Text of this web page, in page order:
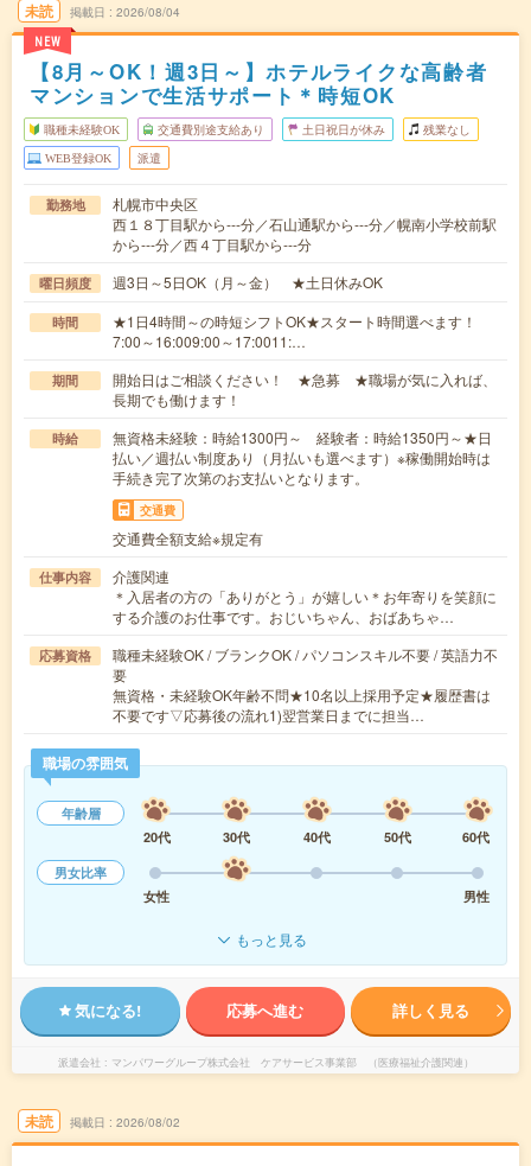
未読
NEW
掲載日 2026/08/04
【8月～OK！週3日～】ホテルライクな高齢者
マンションで生活サポート＊時短OK
職種未経験OK 交通費別途支給あり 土日祝日が休み 残業なし
WEB登録OK 派遣
勤務地
札幌市中央区
西１８丁目駅から---分／石山通駅から---分／幌南小学校前駅
から---分／西４丁目駅から---分
曜日頻度 週3日～5日OK（月～金） ★土日休みOK
時間
★1日4時間～の時短シフトOK★スタート時間選べます！
7:00～16:009:00～17:0011:…
期間
開始日はご相談ください！ ★急募 ★職場が気に入れば、
長期でも働けます！
時給
無資格未経験：時給1300円～ 経験者：時給1350円～★日
払い／週払い制度あり（月払いも選べます）※稼働開始時は
手続き完了次第のお支払いとなります。
交通費
交通費全額支給※規定有
仕事内容
介護関連
＊入居者の方の「ありがとう」が嬉しい＊お年寄りを笑顔に
する介護のお仕事です。おじいちゃん、おばあちゃ…
応募資格
職種未経験OK / ブランクOK / パソコンスキル不要 / 英語力不
要
無資格・未経験OK年齢不問★10名以上採用予定★履歴書は
不要です▽応募後の流れ1)翌営業日までに担当…
職場の雰囲気
年齢層
20代
30代 40代 50代
60代
男女比率
女性
男性
もっと見る
気になる! 応募へ進む 詳しく見る
派遣会社 マンパワーグループ株式会社 ケアサービス事業部 （医療福祉介護関連）
未読 掲載日 2026/08/02